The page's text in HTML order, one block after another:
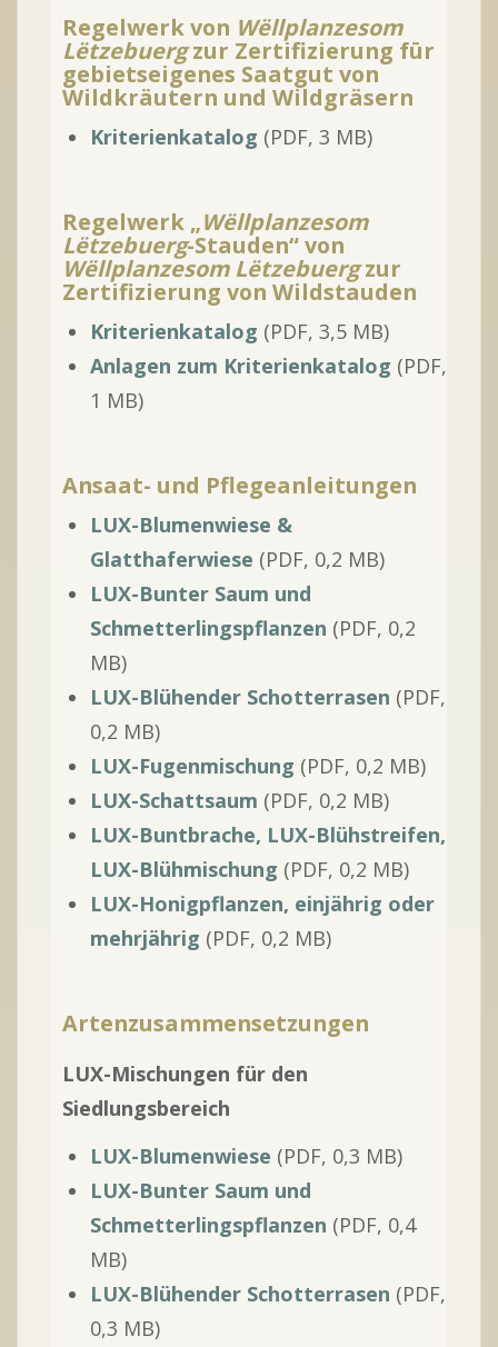
Regelwerk von Wëllplanzesom
Lëtzebuergzur Zertifizierung für
gebietseigenes Saatgut von
Wildkräutern und Wildgräsern
Kriterienkatalog (PDF, 3 MB)
Regelwerk „Wёllplanzesom
Lёtzebuerg-Stauden“ von
Wëllplanzesom Lëtzebuergzur
Zertifizierung von Wildstauden
Kriterienkatalog (PDF, 3,5 MB)
Anlagen zum Kriterienkatalog (PDF,
1 MB)
Ansaat- und Pflegeanleitungen
LUX-Blumenwiese &
Glatthaferwiese (PDF, 0,2 MB)
LUX-Bunter Saum und
Schmetterlingspflanzen (PDF, 0,2
MB)
LUX-Blühender Schotterrasen (PDF,
0,2 MB)
LUX-Fugenmischung (PDF, 0,2 MB)
LUX-Schattsaum (PDF, 0,2 MB)
LUX-Buntbrache, LUX-Blühstreifen,
LUX-Blühmischung (PDF, 0,2 MB)
LUX-Honigpflanzen, einjährig oder
mehrjährig (PDF, 0,2 MB)
Artenzusammensetzungen
LUX-Mischungen für den
Siedlungsbereich
LUX-Blumenwiese (PDF, 0,3 MB)
LUX-Bunter Saum und
Schmetterlingspflanzen (PDF, 0,4
MB)
LUX-Blühender Schotterrasen (PDF,
0,3 MB)